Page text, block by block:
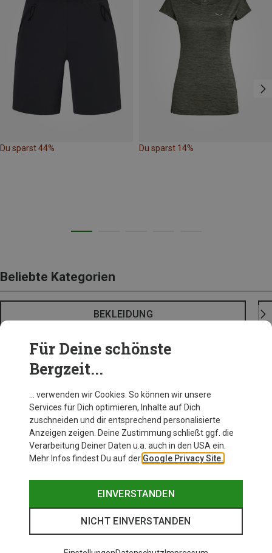
Du sparst 44% Du sparst 14%
Beliebte Kategorien
BEKLEIDUNG
Für Deine schönste
Bergzeit...
… verwenden wir Cookies. So können wir unsere
Services für Dich optimieren, Inhalte auf Dich
zuschneiden und dir entsprechend personalisierte
Anzeigen zeigen. Deine Zustimmung schließt ggf. die
Verarbeitung Deiner Daten u.a. auch in den USA ein.
Mehr Infos findest Du auf der Google Privacy Site.
EINVERSTANDEN
NICHT EINVERSTANDEN